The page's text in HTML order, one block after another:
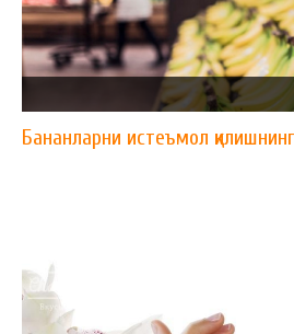
Бананларни истеъмол